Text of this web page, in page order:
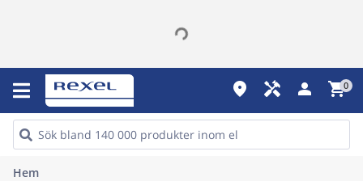
place handyman person shopping_cart0
Hem